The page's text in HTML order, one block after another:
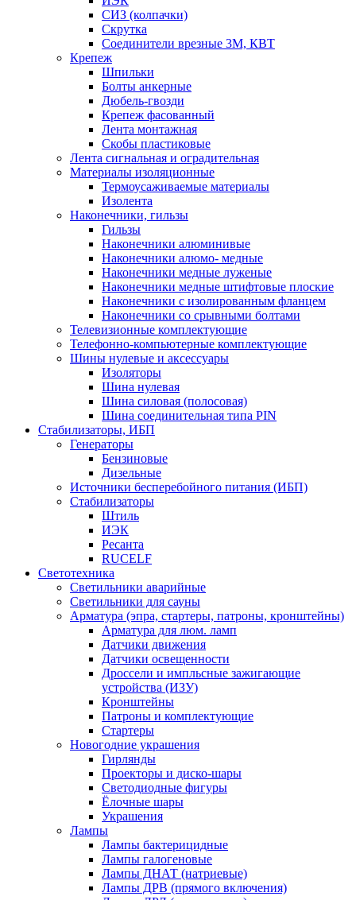
СИЗ (колпачки)
Скрутка
Соединители врезные 3M, КВТ
Крепеж
Шпильки
Болты анкерные
Дюбель-гвозди
Крепеж фасованный
Лента монтажная
Скобы пластиковые
Лента сигнальная и оградительная
Материалы изоляционные
Термоусаживаемые матeриалы
Изолента
Наконечники, гильзы
Гильзы
Наконечники алюминивые
Наконечники алюмо- медные
Наконечники медные луженые
Наконечники медные штифтовые плоские
Наконечники с изолированным фланцем
Наконечники со срывными болтами
Телевизионные комплектующие
Телефонно-компьютерные комплектующие
Шины нулевые и аксессуары
Изоляторы
Шина нулевая
Шина силовая (полосовая)
Шина соединительная типа PIN
Стабилизаторы, ИБП
Генераторы
Бензиновые
Дизельные
Источники бесперебойного питания (ИБП)
Стабилизаторы
Штиль
ИЭК
Ресанта
RUCELF
Светотехника
Светильники аварийные
Светильники для сауны
Арматура (эпра, стартеры, патроны, кронштейны)
Арматура для люм. ламп
Датчики движения
Датчики освещенности
Дроссели и импльсные зажигающие
устройства (ИЗУ)
Кронштейны
Патроны и комплектующие
Стартеры
Новогодние украшения
Гирлянды
Проекторы и диско-шары
Светодиодные фигуры
Ёлочные шары
Украшения
Лампы
Лампы бактерицидные
Лампы галогеновые
Лампы ДНАТ (натриевые)
Лампы ДРВ (прямого включения)